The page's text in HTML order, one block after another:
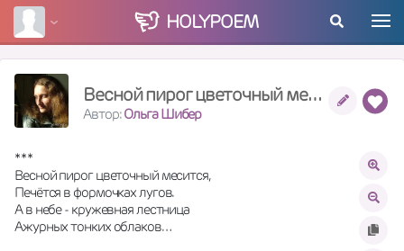
HOLYPOEM
Весной пирог цветочный месится...
Автор:Ольга Шибер
* * *
Весной пирог цветочный месится,
Печётся в формочках лугов.
А в небе - кружевная лестница
Ажурных тонких облаков…